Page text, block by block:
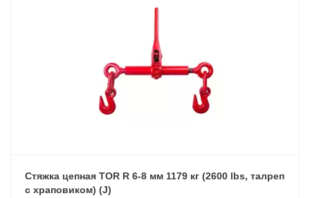
Стяжка цепная TOR R 6-8 мм 1179 кг (2600 lbs, талреп
с храповиком) (J)